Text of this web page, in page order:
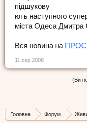
підшукову
ють наступного
міста Одеса
Вся новина на
11 сер 2008
(Ви
Головна Форум